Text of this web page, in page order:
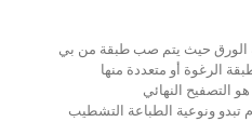
الورق حيث يتم صب طبقة من بي
الرغوة أو متعددة منها